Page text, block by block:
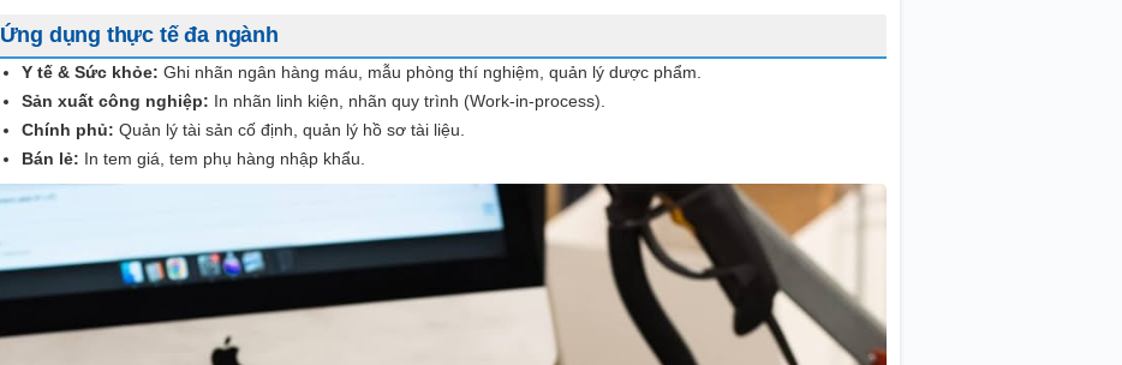
Ứng dụng thực tế đa ngành
Y tế & Sức khỏe: Ghi nhãn ngân hàng máu, mẫu phòng thí nghiệm, quản lý dược phẩm.
Sản xuất công nghiệp: In nhãn linh kiện, nhãn quy trình (Work-in-process).
Chính phủ: Quản lý tài sản cố định, quản lý hồ sơ tài liệu.
Bán lẻ: In tem giá, tem phụ hàng nhập khẩu.